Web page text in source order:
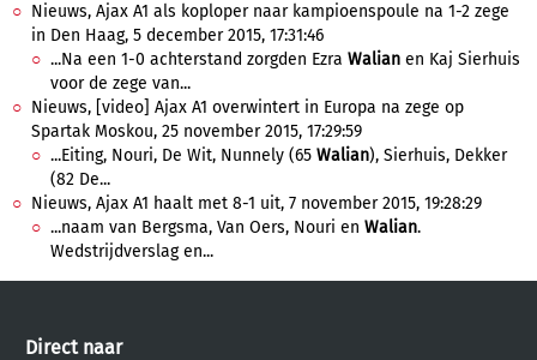
Nieuws, Ajax A1 als koploper naar kampioenspoule na 1-2 zege
in Den Haag, 5 december 2015, 17:31:46
...Na een 1-0 achterstand zorgden Ezra Walian en Kaj Sierhuis
voor de zege van...
Nieuws, [video] Ajax A1 overwintert in Europa na zege op
Spartak Moskou, 25 november 2015, 17:29:59
...Eiting, Nouri, De Wit, Nunnely (65 Walian), Sierhuis, Dekker
(82 De...
Nieuws, Ajax A1 haalt met 8-1 uit, 7 november 2015, 19:28:29
...naam van Bergsma, Van Oers, Nouri en Walian.
Wedstrijdverslag en...
Direct naar